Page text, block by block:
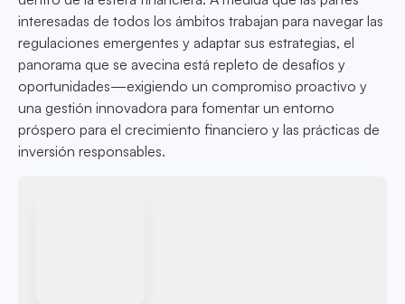
interesadas de todos los ámbitos trabajan para navegar las
regulaciones emergentes y adaptar sus estrategias, el
panorama que se avecina está repleto de desafíos y
oportunidades—exigiendo un compromiso proactivo y
una gestión innovadora para fomentar un entorno
próspero para el crecimiento financiero y las prácticas de
inversión responsables.